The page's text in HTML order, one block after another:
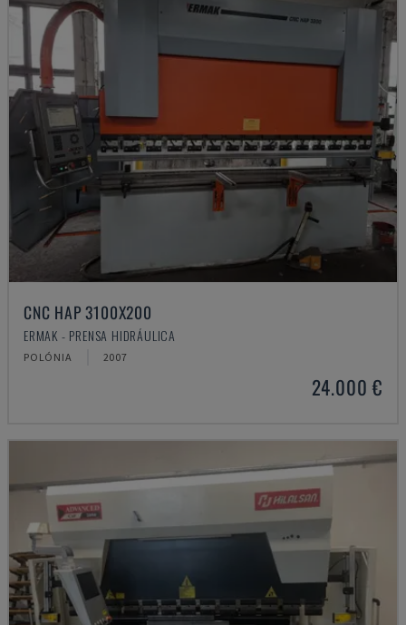
CNC HAP 3100X200
ERMAK - PRENSA HIDRÁULICA
POLÓNIA 2007
24.000 €